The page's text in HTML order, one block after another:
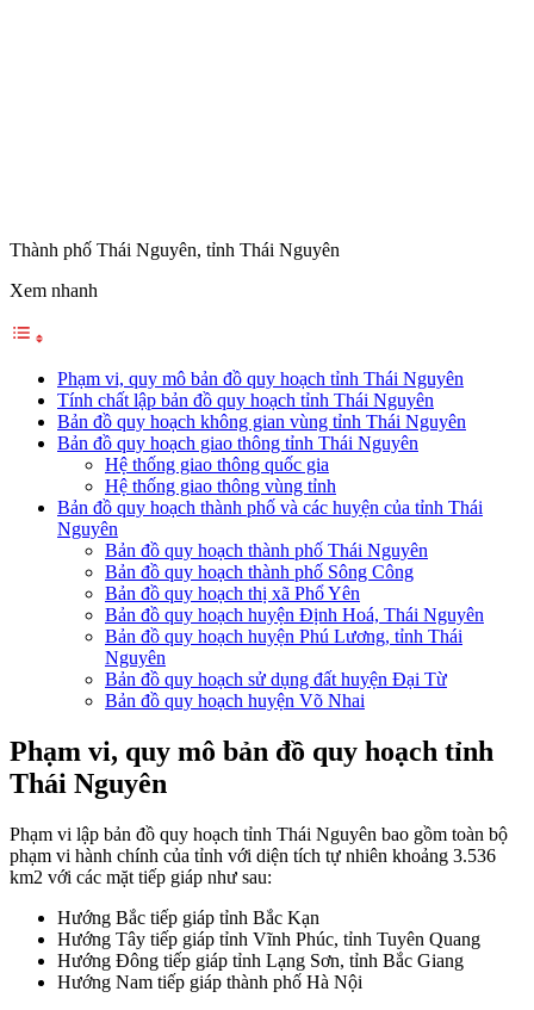
Thành phố Thái Nguyên, tỉnh Thái Nguyên
Xem nhanh
Phạm vi, quy mô bản đồ quy hoạch tỉnh Thái Nguyên
Tính chất lập bản đồ quy hoạch tỉnh Thái Nguyên
Bản đồ quy hoạch không gian vùng tỉnh Thái Nguyên
Bản đồ quy hoạch giao thông tỉnh Thái Nguyên
Hệ thống giao thông quốc gia
Hệ thống giao thông vùng tỉnh
Bản đồ quy hoạch thành phố và các huyện của tỉnh Thái
Nguyên
Bản đồ quy hoạch thành phố Thái Nguyên
Bản đồ quy hoạch thành phố Sông Công
Bản đồ quy hoạch thị xã Phổ Yên
Bản đồ quy hoạch huyện Định Hoá, Thái Nguyên
Bản đồ quy hoạch huyện Phú Lương, tỉnh Thái
Nguyên
Bản đồ quy hoạch sử dụng đất huyện Đại Từ
Bản đồ quy hoạch huyện Võ Nhai
Phạm vi, quy mô bản đồ quy hoạch tỉnh
Thái Nguyên
Phạm vi lập bản đồ quy hoạch tỉnh Thái Nguyên bao gồm toàn bộ
phạm vi hành chính của tỉnh với diện tích tự nhiên khoảng 3.536
km2 với các mặt tiếp giáp như sau:
Hướng Bắc tiếp giáp tỉnh Bắc Kạn
Hướng Tây tiếp giáp tỉnh Vĩnh Phúc, tỉnh Tuyên Quang
Hướng Đông tiếp giáp tỉnh Lạng Sơn, tỉnh Bắc Giang
Hướng Nam tiếp giáp thành phố Hà Nội